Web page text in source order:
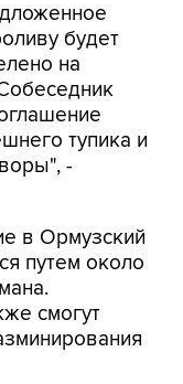
будет
на
тупика и
-
в Ормузский
путем около
смогут